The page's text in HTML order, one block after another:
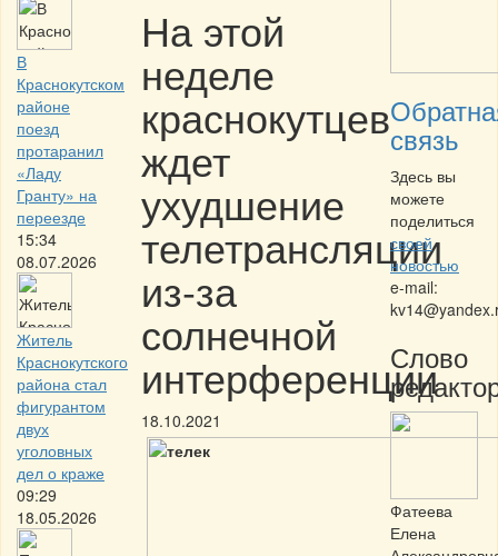
В
Краснокутском
районе
поезд
протаранил
«Ладу
Гранту» на
переезде
15:34
08.07.2026
Житель
Краснокутского
района стал
фигурантом
двух
уголовных
дел о краже
09:29
18.05.2026
На этой
неделе
краснокутцев
ждет
ухудшение
телетрансляции
из-за
солнечной
интерференции
18.10.2021
связь
Здесь вы
можете
поделиться
своей
новостью
e-mail:
Слово
Фатеева
Елена